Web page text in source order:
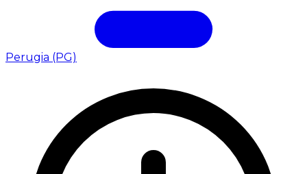
Perugia (PG)